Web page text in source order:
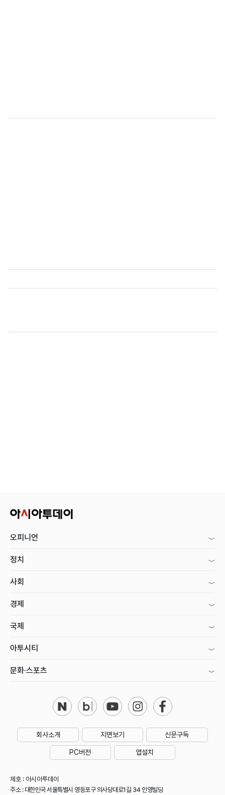
오피니언
정치
사회
경제
국제
아투시티
문화·스포츠
회사소개 지면보기 신문구독
PC버전 앱설치
제호 : 아시아투데이
주소 : 대한민국 서울특별시 영등포구 의사당대로1길 34 인영빌딩